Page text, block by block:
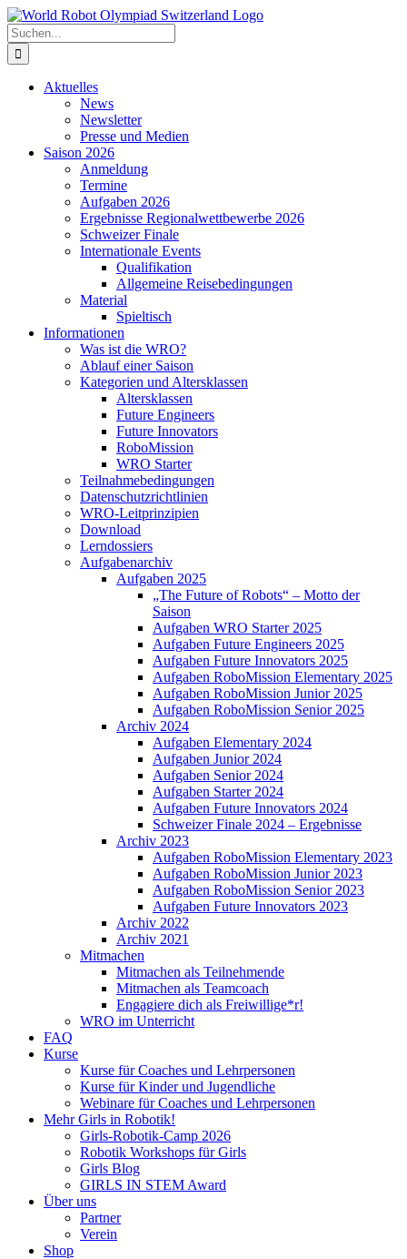
Zum
Inhalt
springen
Suche
nach:
Aktuelles
News
Newsletter
Presse und Medien
Saison 2026
Anmeldung
Termine
Aufgaben 2026
Ergebnisse Regionalwettbewerbe 2026
Schweizer Finale
Internationale Events
Qualifikation
Allgemeine Reisebedingungen
Material
Spieltisch
Informationen
Was ist die WRO?
Ablauf einer Saison
Kategorien und Altersklassen
Altersklassen
Future Engineers
Future Innovators
RoboMission
WRO Starter
Teilnahmebedingungen
Datenschutzrichtlinien
WRO-Leitprinzipien
Download
Lerndossiers
Aufgabenarchiv
Aufgaben 2025
„The Future of Robots“ – Motto der
Saison
Aufgaben WRO Starter 2025
Aufgaben Future Engineers 2025
Aufgaben Future Innovators 2025
Aufgaben RoboMission Elementary 2025
Aufgaben RoboMission Junior 2025
Aufgaben RoboMission Senior 2025
Archiv 2024
Aufgaben Elementary 2024
Aufgaben Junior 2024
Aufgaben Senior 2024
Aufgaben Starter 2024
Aufgaben Future Innovators 2024
Schweizer Finale 2024 – Ergebnisse
Archiv 2023
Aufgaben RoboMission Elementary 2023
Aufgaben RoboMission Junior 2023
Aufgaben RoboMission Senior 2023
Aufgaben Future Innovators 2023
Archiv 2022
Archiv 2021
Mitmachen
Mitmachen als Teilnehmende
Mitmachen als Teamcoach
Engagiere dich als Freiwillige*r!
WRO im Unterricht
FAQ
Kurse
Kurse für Coaches und Lehrpersonen
Kurse für Kinder und Jugendliche
Webinare für Coaches und Lehrpersonen
Mehr Girls in Robotik!
Girls-Robotik-Camp 2026
Robotik Workshops für Girls
Girls Blog
GIRLS IN STEM Award
Über uns
Partner
Verein
Shop